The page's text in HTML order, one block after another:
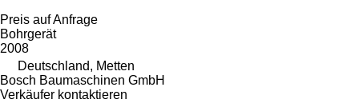
Preis auf Anfrage
Bohrgerät
2008
Deutschland, Metten
Bosch Baumaschinen GmbH
Verkäufer kontaktieren